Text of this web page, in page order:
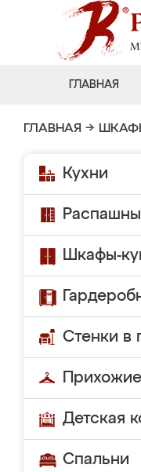
ГЛАВНАЯ
ГЛАВНАЯ →
Кухни
Шкафы-
Стенки в
Прихожие
Детская
Спальни